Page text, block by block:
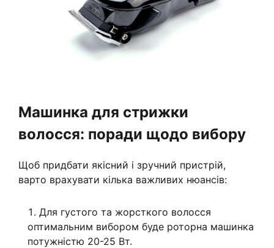
Машинка для стрижки
волосся: поради щодо вибору
Щоб придбати якісний і зручний пристрій,
варто врахувати кілька важливих нюансів:
Для густого та жорсткого волосся
оптимальним вибором буде роторна машинка
потужністю 20-25 Вт.